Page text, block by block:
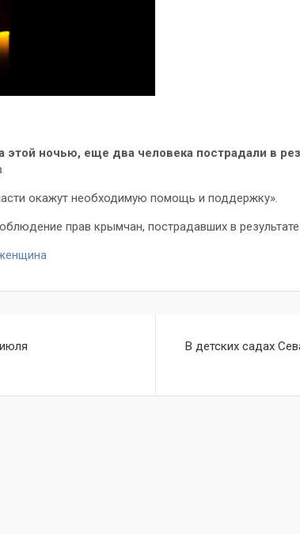
этой ночью, еще два человека пострадали в
окажут необходимую помощь и поддержку».
прав крымчан, пострадавших в
В детских садах